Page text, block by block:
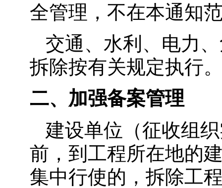
全管理，不在本通知
交通、水利、电力
拆除按有关规定执行
二、加强备案管理
建设单位（征收组
前，到工程所在地的
集中行使的，拆除工